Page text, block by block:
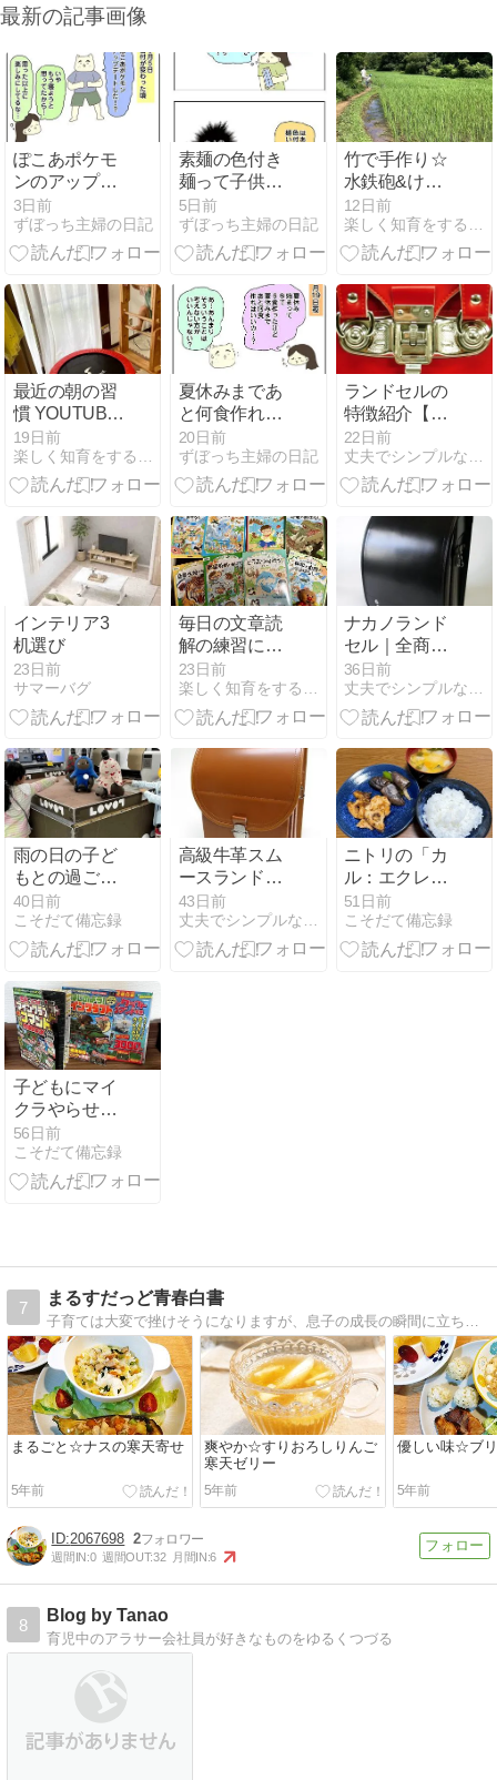
最新の記事画像
ぽこあポケモ
ンのアップデ
ートが楽しみ
な夫
3日前
ずぼっち主婦の日記
素麺の色付き
麺って子供は
好きだと思っ
てた
5日前
ずぼっち主婦の日記
竹で手作り☆
水鉄砲&けん
玉in舞岡公園
12日前
最近の朝の習
慣 YOUTUBE
活用し朝の体
操&歌活など
19日前
夏休みまであ
と何食作れば
いいのか…
20日前
ずぼっち主婦の日記
ランドセルの
特徴紹介【主
に使用金具に
ついて】
22日前
インテリア3
机選び
23日前
サマーバグ
毎日の文章読
解の練習に学
研「おはなし
ドリル」
23日前
ナカノランド
セル｜全商品
カタログ｜
36日前
雨の日の子ど
もとの過ごし
方。車なし・
徒歩圏のわが
家のリアル
40日前
こそだて備忘録
高級牛革スム
ースランドセ
ル【半かぶせ
タイプ/持ち手
付き】 ｜入学
43日前
ニトリの「カ
ル：エクレ」
は割れやす
い？子どもの
いる我が家で
51日前
こそだて備忘録
子どもにマイ
クラやらせて
る？時間・課
金・学びを我
が家のリアル
56日前
こそだて備忘録
7
まるすだっど青春白書
まるごと☆ナスの寒天寄せ
5年前
爽やか☆すりおろしりんご
寒天ゼリー
5年前
優しい味☆ブ
5年前
2067698 2
週間IN:0 週間OUT:32 月間IN:6
8
Blog by Tanao
育児中のアラサー会社員が好きなものをゆるくつづる